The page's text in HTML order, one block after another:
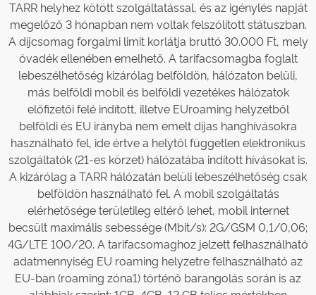
TARR helyhez kötött szolgáltatással, és az igénylés napját
megelőző 3 hónapban nem voltak felszólított státuszban.
A díjcsomag forgalmi limit korlátja bruttó 30.000 Ft, mely
óvadék ellenében emelhető. A tarifacsomagba foglalt
lebeszélhetőség kizárólag belföldön, hálózaton belüli,
más belföldi mobil és belföldi vezetékes hálózatok
előfizetői felé indított, illetve EUroaming helyzetből
belföldi és EU irányba nem emelt díjas hanghívásokra
használható fel, ide értve a helytől független elektronikus
szolgáltatók (21-es körzet) hálózatába indított hívásokat is.
A kizárólag a TARR hálózatán belüli lebeszélhetőség csak
belföldön használható fel. A mobil szolgáltatás
elérhetősége területileg eltérő lehet, mobil internet
becsült maximális sebessége (Mbit/s): 2G/GSM 0,1/0,06;
4G/LTE 100/20. A tarifacsomaghoz jelzett felhasználható
adatmennyiség EU roaming helyzetre felhasználható az
EU-ban (roaming zóna1) történő barangolás során is az